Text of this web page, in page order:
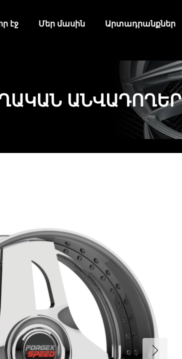
էջ Մեր մասին Արտադրանքներ
ԱՆՎԱԴՈՂԵՐ